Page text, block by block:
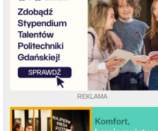
REKLAMA